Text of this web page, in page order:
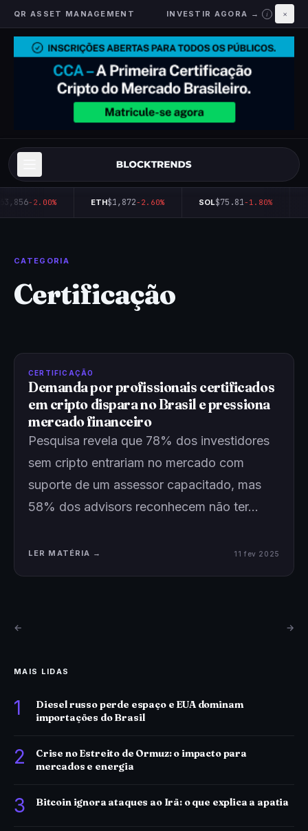
QR ASSET MANAGEMENT INVESTIR AGORA → i ×
-2.00% ETH$1,872-2.60% SOL$75.81-1.80%
CATEGORIA
Certificação
CERTIFICAÇÃO
Demanda por profissionais certificados
em cripto dispara no Brasil e pressiona
mercado financeiro
Pesquisa revela que 78% dos investidores
sem cripto entrariam no mercado com
suporte de um assessor capacitado, mas
58% dos advisors reconhecem não ter…
LER MATÉRIA → 11 fev 2025
← →
MAIS LIDAS
1
Diesel russo perde espaço e EUA dominam
importações do Brasil
2
Crise no Estreito de Ormuz: o impacto para
mercados e energia
3 Bitcoin ignora ataques ao Irã: o que explica a apatia